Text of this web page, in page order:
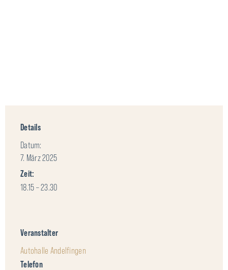
Details
Datum:
7. März 2025
Zeit:
18.15 – 23.30
Veranstalter
Autohalle Andelfingen
Telefon